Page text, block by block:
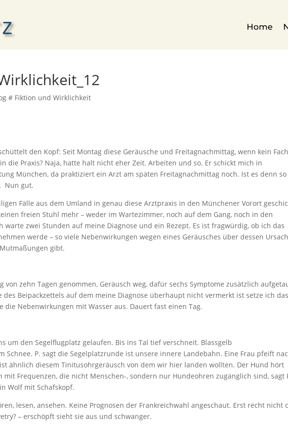
Home
# Fiktion und Wirklichkeit
den Kopf: Seit Montag diese Geräusche und Freitagnachmittag, wenn kein
die Praxis? Naja, hatte halt nicht eher Zeit. Arbeiten und so. Er schickt mich in
München, da praktiziert ein Arzt am späten Freitagnachmittag noch. Ist es denn so
Nun gut.
Fälle aus dem Umland in genau diese Arztpraxis in den Münchener Vorort
freien Stuhl mehr – weder im Wartezimmer, noch auf dem Gang, noch in den
warte zwei Stunden auf meine Diagnose und ein Rezept. Es ist fragwürdig, ob ich das
werde – so viele Nebenwirkungen wegen eines Geräusches über dessen
gibt.
von zehn Tagen genommen, Geräusch weg, dafür sechs Symptome zusätzlich
des Beipackzettels auf dem meine Diagnose überhaupt nicht vermerkt ist setze ich das
die Nebenwirkungen mit Wasser aus. Dauert fast einen Tag.
um den Segelflugplatz gelaufen. Bis ins Tal tief verschneit. Blassgelb
Schnee. P. sagt die Segelplatzrunde ist unsere innere Landebahn. Eine Frau pfeift
ähnlich diesem Tinitusohrgeräusch von dem wir hier landen wollten. Der Hund hört
mit Frequenzen, die nicht Menschen-, sondern nur Hundeohren zugänglich sind, sagt
Wolf mit Schafskopf.
lesen, ansehen. Keine Prognosen der Frankreichwahl angeschaut. Erst recht nicht
– erschöpft sieht sie aus und schwanger.